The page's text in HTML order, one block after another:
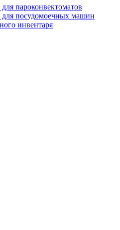
пароконвектоматов
посудомоечных машин
инвентаря